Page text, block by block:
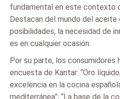
fundamental en este contexto
Destacan del mundo del aceite
posibilidades, la necesidad de
es en cualquier ocasión.
Por su parte, los consumidores
encuesta de Kantar: “Oro
excelencia en la cocina
mediterránea”; “La base de la